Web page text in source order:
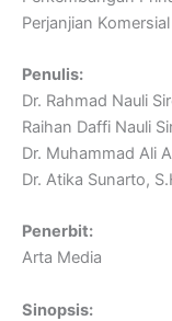
Perjanjian
Penulis:
Dr. Rahmad Nauli
Raihan Daffi Nauli
Dr. Muhammad Ali
Dr. Atika Sunarto,
Penerbit:
Arta Media
Sinopsis: